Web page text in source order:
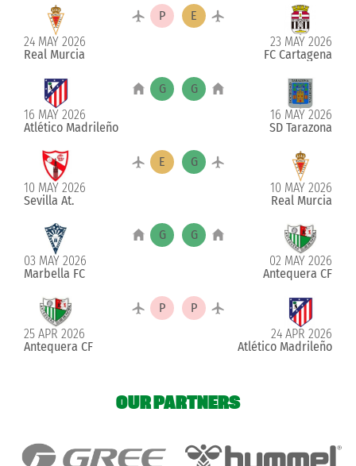
24 MAY 2026
Real Murcia
16 MAY 2026
Atlético Madrileño
10 MAY 2026
Sevilla At.
03 MAY 2026
Marbella FC
25 APR 2026
Antequera CF
23 MAY 2026
FC Cartagena
16 MAY 2026
SD Tarazona
10 MAY 2026
Real Murcia
02 MAY 2026
Antequera CF
24 APR 2026
Atlético Madrileño
OUR PARTNERS